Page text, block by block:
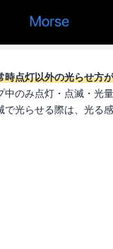
時点灯以外の光らせ方
中のみ点灯・点滅・光
で光らせる際は、光る